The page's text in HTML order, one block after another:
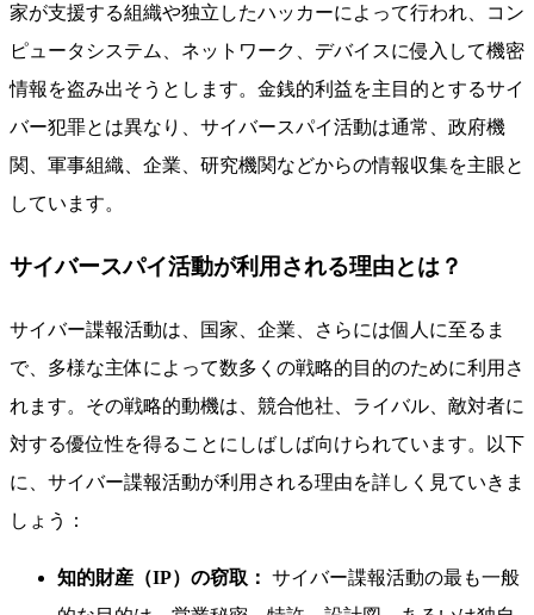
家が支援する組織や独立したハッカーによって行われ、コン
ピュータシステム、ネットワーク、デバイスに侵入して機密
情報を盗み出そうとします。金銭的利益を主目的とするサイ
バー犯罪とは異なり、サイバースパイ活動は通常、政府機
関、軍事組織、企業、研究機関などからの情報収集を主眼と
しています。
サイバースパイ活動が利用される理由とは？
サイバー諜報活動は、国家、企業、さらには個人に至るま
で、多様な主体によって数多くの戦略的目的のために利用さ
れます。その戦略的動機は、競合他社、ライバル、敵対者に
対する優位性を得ることにしばしば向けられています。以下
に、サイバー諜報活動が利用される理由を詳しく見ていきま
しょう：
知的財産（IP）の窃取： サイバー諜報活動の最も一般